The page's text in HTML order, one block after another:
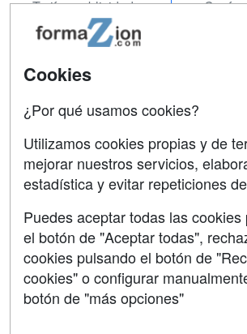
Tarifas publicidad
Acceso Usuarios
Acceso Centros
Contactar
Confidencialidad
Aviso legal
Copyleft
Cookies
¿Por qué usamos cookies?
Utilizamos cookies propias y de
mejorar nuestros servicios,
estadística y evitar repeticiones
Puedes aceptar todas las cookies
el botón de "Aceptar todas",
cookies pulsando el botón de
cookies" o configurar
botón de "más opciones"